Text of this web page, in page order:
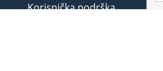
Korisnička podrška